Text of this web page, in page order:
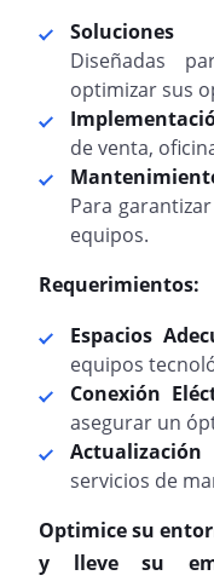
Soluciones
Diseñadas
optimizar sus
de venta,
Para
equipos.
Requerimientos:
Espacios
equipos
Conexión
asegurar un
servicios de
Optimice su
y lleve su